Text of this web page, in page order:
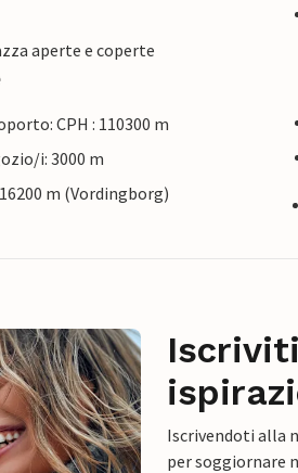
aperte e coperte
CPH : 110300 m
i: 3000 m
m (Vordingborg)
Iscrivendoti alla
per soggiornare